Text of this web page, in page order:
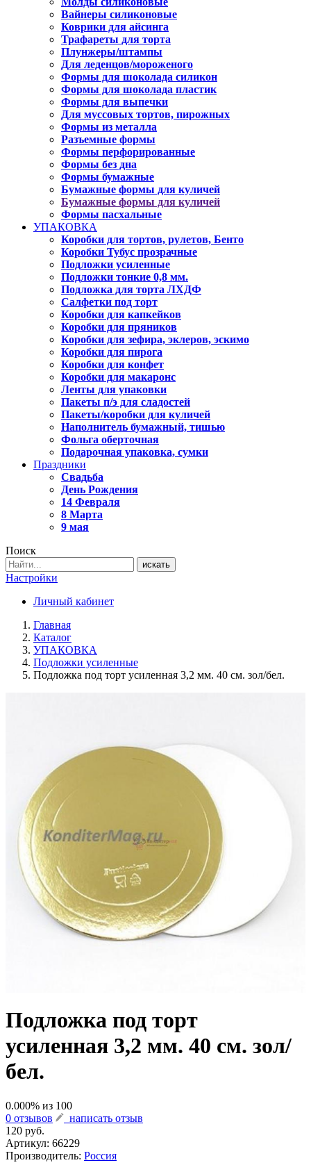
Вайнеры силиконовые
Коврики для айсинга
Трафареты для торта
Плунжеры/штампы
Для леденцов/мороженого
Формы для шоколада силикон
Формы для шоколада пластик
Формы для выпечки
Для муссовых тортов, пирожных
Формы из металла
Разъемные формы
Формы перфорированные
Формы без дна
Формы бумажные
Бумажные формы для куличей
Бумажные формы для куличей
Формы пасхальные
УПАКОВКА
Коробки для тортов, рулетов, Бенто
Коробки Тубус прозрачные
Подложки усиленные
Подложки тонкие 0,8 мм.
Подложка для торта ЛХДФ
Салфетки под торт
Коробки для капкейков
Коробки для пряников
Коробки для зефира, эклеров, эскимо
Коробки для пирога
Коробки для конфет
Коробки для макаронс
Ленты для упаковки
Пакеты п/э для сладостей
Пакеты/коробки для куличей
Наполнитель бумажный, тишью
Фольга оберточная
Подарочная упаковка, сумки
Праздники
Свадьба
День Рождения
14 Февраля
8 Марта
9 мая
Поиск
искать
Настройки
Личный кабинет
Главная
Каталог
УПАКОВКА
Подложки усиленные
Подложка под торт усиленная 3,2 мм. 40 см. зол/бел.
Подложка под торт
усиленная 3,2 мм. 40 см. зол/
бел.
0.000% из 100
0 отзывов
написать отзыв
120 руб.
Артикул: 66229
Производитель: Россия